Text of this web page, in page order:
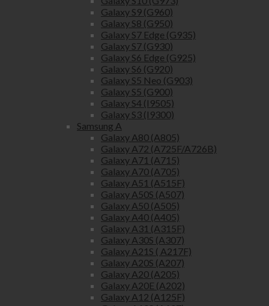
Galaxy S9 (G960)
Galaxy S8 (G950)
Galaxy S7 Edge (G935)
Galaxy S7 (G930)
Galaxy S6 Edge (G925)
Galaxy S6 (G920)
Galaxy S5 Neo (G903)
Galaxy S5 (G900)
Galaxy S4 (I9505)
Galaxy S3 (I9300)
Samsung A
Galaxy A80 (A805)
Galaxy A72 (A725F/A726B)
Galaxy A71 (A715)
Galaxy A70 (A705)
Galaxy A51 (A515F)
Galaxy A50S (A507)
Galaxy A50 (A505)
Galaxy A40 (A405)
Galaxy A31 (A315F)
Galaxy A30S (A307)
Galaxy A21S ( A217F)
Galaxy A20S (A207)
Galaxy A20 (A205)
Galaxy A20E (A202)
Galaxy A12 (A125F)